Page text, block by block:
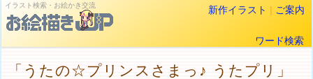
イラスト検索・お絵かき交流 新作イラスト | ご案内
ワード検索
「うたの☆プリンスさまっ♪ うたプリ」